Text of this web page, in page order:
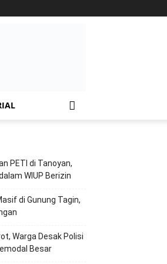
PETI di Tanoyan,
WIUP Berizin
di Gunung Tagin,
Warga Desak Polisi
Besar